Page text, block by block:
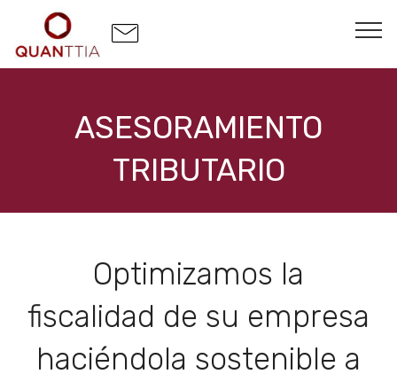
ASESORAMIENTO
TRIBUTARIO
Optimizamos la
fiscalidad de su empresa
haciéndola sostenible a